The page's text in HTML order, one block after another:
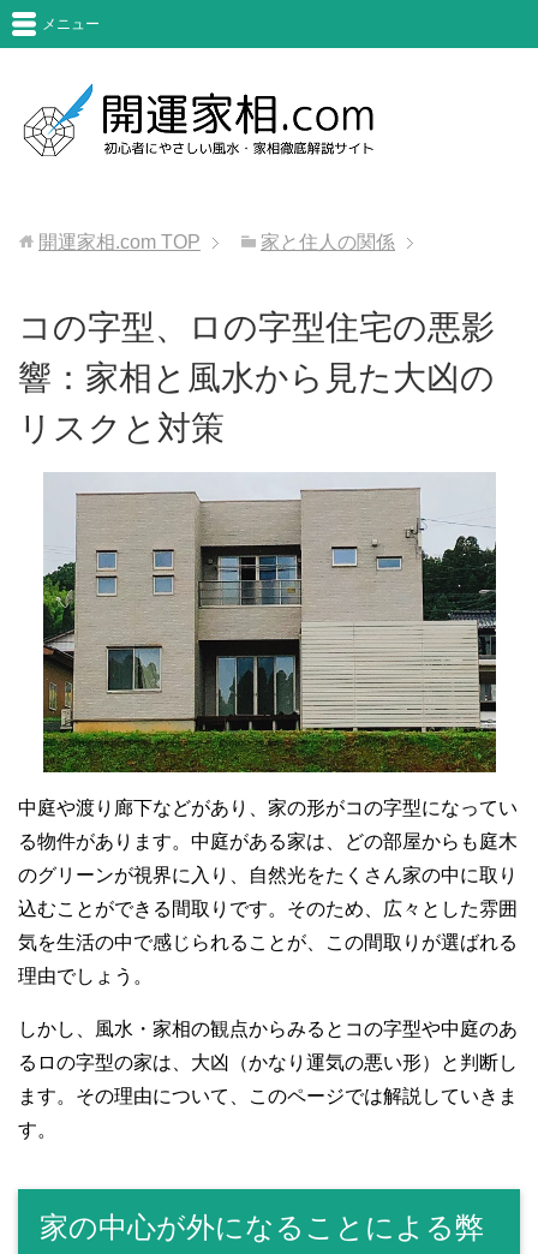
メニュー
開運家相.com TOP 家と住人の関係
コの字型、ロの字型住宅の悪影
響：家相と風水から見た大凶の
リスクと対策
中庭や渡り廊下などがあり、家の形がコの字型になってい
る物件があります。中庭がある家は、どの部屋からも庭木
のグリーンが視界に入り、自然光をたくさん家の中に取り
込むことができる間取りです。そのため、広々とした雰囲
気を生活の中で感じられることが、この間取りが選ばれる
理由でしょう。
しかし、風水・家相の観点からみるとコの字型や中庭のあ
るロの字型の家は、大凶（かなり運気の悪い形）と判断し
ます。その理由について、このページでは解説していきま
す。
家の中心が外になることによる弊